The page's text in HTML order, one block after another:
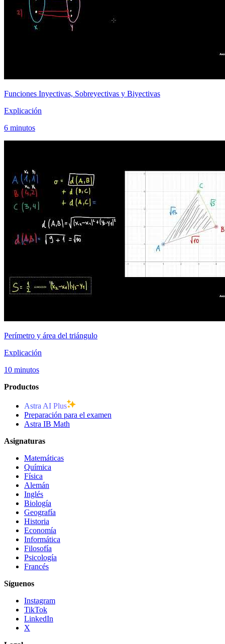
Funciones Inyectivas, Sobreyectivas y Biyectivas
Explicación
6 minutos
Perímetro y área del triángulo
Explicación
10 minutos
Productos
Astra AI Plus
Preparación para el examen
Astra IB Math
Asignaturas
Matemáticas
Química
Física
Alemán
Inglés
Biología
Geografía
Historia
Economía
Informática
Filosofía
Psicología
Francés
Síguenos
Instagram
TikTok
LinkedIn
X